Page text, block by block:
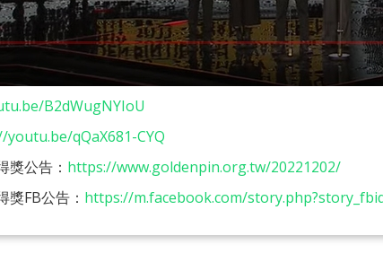
B2dWugNYIoU
qQaX681-CYQ
獎公告： https://www.goldenpin.org.tw/20221202/
獎FB公告： https://m.facebook.com/